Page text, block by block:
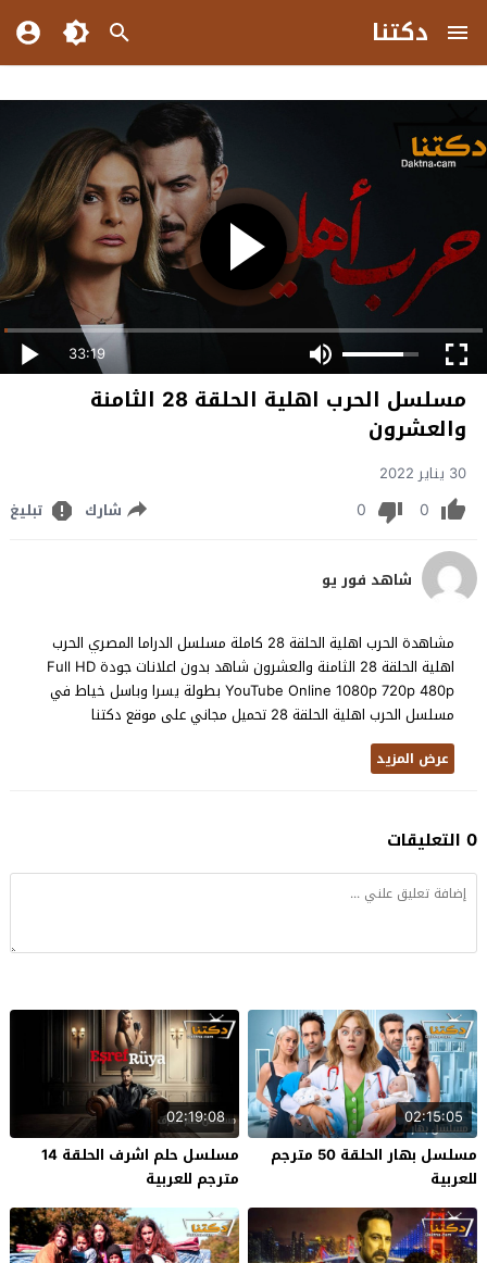
دكتنا
33:19
مسلسل الحرب اهلية الحلقة 28 الثامنة
والعشرون
30 يناير 2022
0
0 شارك تبليغ
شاهد فور يو
مشاهدة الحرب اهلية الحلقة 28 كاملة مسلسل الدراما المصري الحرب
اهلية الحلقة 28 الثامنة والعشرون شاهد بدون اعلانات جودة Full HD
YouTube Online 1080p 720p 480p بطولة يسرا وباسل خياط في
مسلسل الحرب اهلية الحلقة 28 تحميل مجاني على موقع دكتنا
عرض المزيد
0 التعليقات
02:15:05
مسلسل بهار الحلقة 50 مترجم
للعربية
02:19:08
مسلسل حلم اشرف الحلقة 14
مترجم للعربية